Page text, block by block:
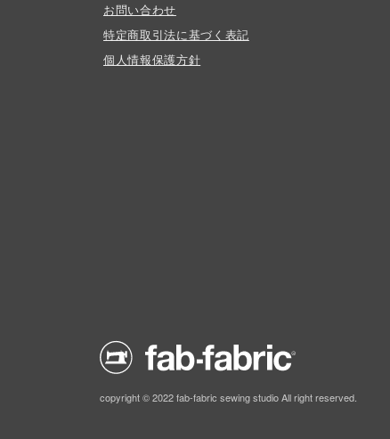
お問い合わせ
特定商取引法に基づく表記
個人情報保護方針
copyright © 2022 fab-fabric sewing studio All right reserved.